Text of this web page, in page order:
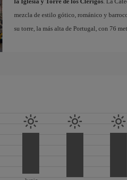
mezcla de estilo gótico, románico y
su torre, la más alta de Portugal, con 76